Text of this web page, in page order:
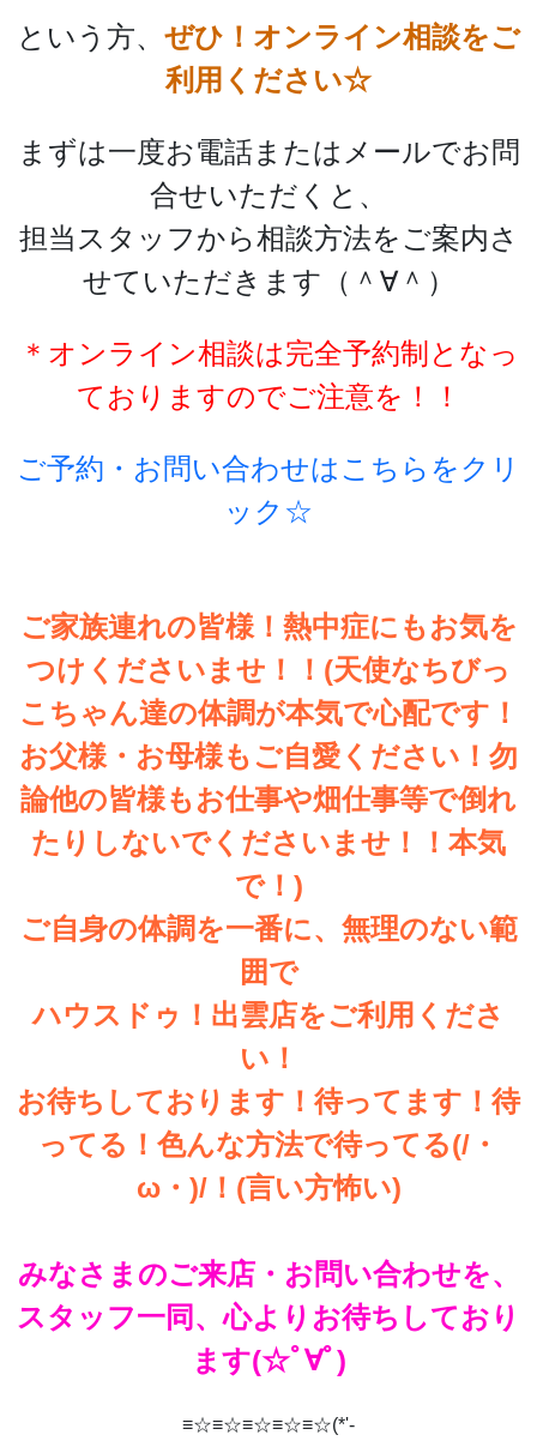
という方、 ぜひ！オンライン相談をご
利用ください☆
まずは一度お電話またはメールでお問
合せいただくと、
担当スタッフから相談方法をご案内さ
せていただきます（＾∀＾）
＊オンライン相談は完全予約制となっ
ておりますのでご注意を！！
ご予約・お問い合わせはこちらをクリ
ック☆
ご家族連れの皆様！熱中症にもお気を
つけくださいませ！！(天使なちびっ
こちゃん達の体調が本気で心配です！
お父様・お母様もご自愛ください！勿
論他の皆様もお仕事や畑仕事等で倒れ
たりしないでくださいませ！！本気
で！)
ご自身の体調を一番に、無理のない範
囲で
ハウスドゥ！出雲店をご利用くださ
い！
お待ちしております！待ってます！待
ってる！色んな方法で待ってる(/・
ω・)/！(言い方怖い)
みなさまのご来店・お問い合わせを、
スタッフ一同、心よりお待ちしており
ます(☆ﾟ∀ﾟ)
≡☆≡☆≡☆≡☆≡☆(*'-